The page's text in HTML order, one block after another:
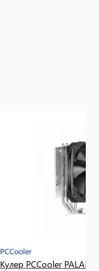
PCCooler
Кулер PCCooler